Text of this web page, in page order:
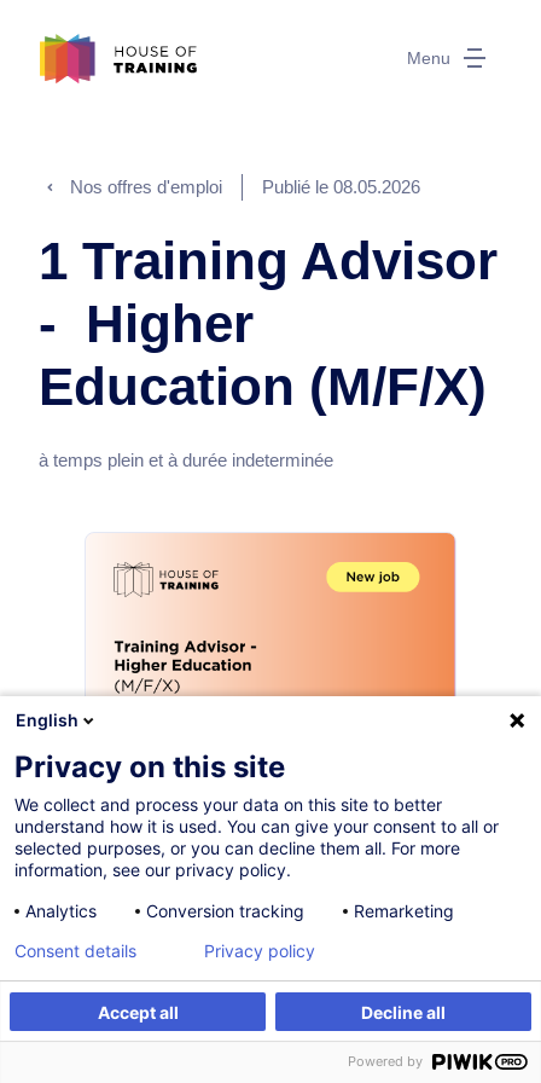
Menu
Nos offres d'emploi Publié le 08.05.2026
1 Training Advisor
- Higher
Education (M/F/X)
à temps plein et à durée indeterminée
Vous souhaitez contribuer au
développement de parcours
académiques qui font évoluer
les carrières et renforcent les
compétences ?
À la House of Training, nous sommes convaincus que la
montée en compétences est un levier essentiel de
progression personnelle, professionnelle et collective.
English
Privacy on this site
We collect and process your data on this site to better
understand how it is used. You can give your consent to all or
selected purposes, or you can decline them all. For more
information, see our privacy policy.
Analytics
Conversion tracking Remarketing
Accept all Decline all
Consent details Privacy policy
Powered by